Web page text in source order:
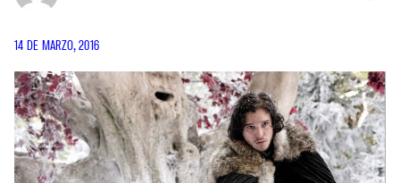
14 DE MARZO, 2016